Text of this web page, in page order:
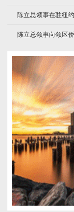
陈立总领事在驻纽
陈立总领事向领区